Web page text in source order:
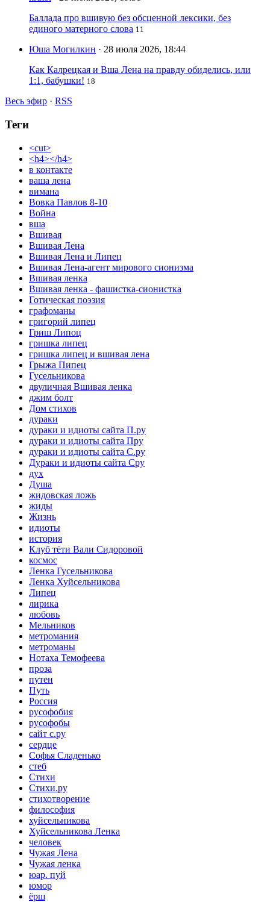
Баллада про вшивую без обсценной лексики, без
единого матерного слова 11
Юша Могилкин · 28 июля 2026, 18:44
Как Калрецкая и Вша Лена на правду обиделись, или
1:1, бабушки! 18
Весь эфир · RSS
Теги
<cut>
<h4></h4>
в контакте
ваша лена
вимана
Вовка Павлов 8-10
Война
вша
Вшивая
Вшивая Лена
Вшивая Лена и Липец
Вшивая Лена-агент мирового сионизма
Вшивая ленка
Вшивая ленка - фашистка-сионистка
Готическая поэзия
графоманы
григорий липец
Гриш Липоц
гришка липец
гришка липец и вшивая лена
Грыжа Пипец
Гусельникова
двуличная Вшивая ленка
джим болт
Дом стихов
дураки
дураки и идиоты сайта П.ру
дураки и идиоты сайта Пру
дураки и идиоты сайта С.ру
Дураки и идиоты сайта Сру
дух
Душа
жидовская ложь
жиды
Жизнь
идиоты
история
Клуб тёти Вали Сидоровой
космос
Ленка Гусельникова
Ленка Хуйсельникова
Липец
лирика
любовь
Мельников
метромания
метроманы
Нотаха Темофеева
проза
путен
Путь
Россия
русофобия
русофобы
сайт с.ру
сердце
Софья Сладенько
стеб
Стихи
Стихи.ру
стихотворение
философия
хуйсельникова
Хуйсельникова Ленка
человек
Чужая Лена
Чужая ленка
юар. пуй
юмор
ёрш